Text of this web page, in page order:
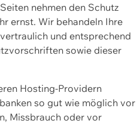
nehmen den Schutz
ernst. Wir behandeln Ihre
und entsprechend
sowie dieser
Hosting-Providern
so gut wie möglich vor
Missbrauch oder vor